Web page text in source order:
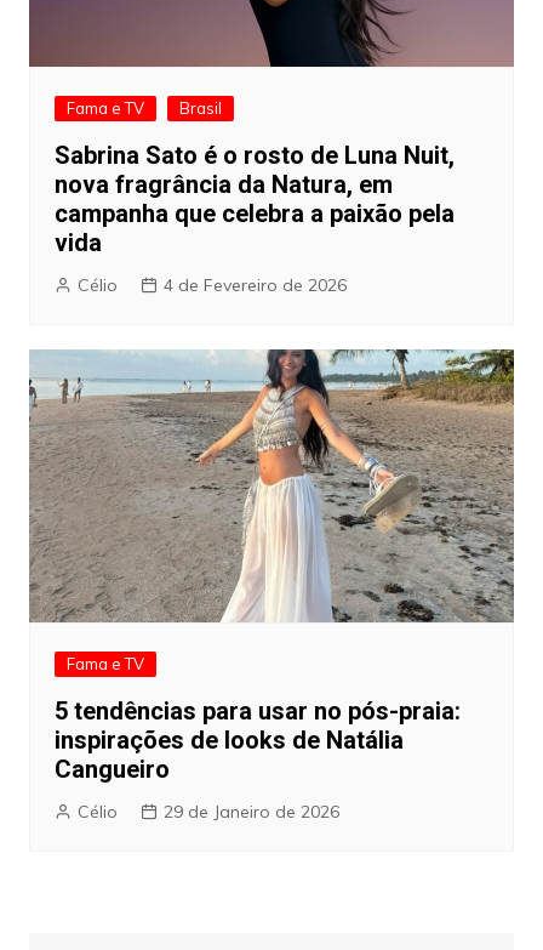
Fama e TV Brasil
Sabrina Sato é o rosto de Luna Nuit,
nova fragrância da Natura, em
campanha que celebra a paixão pela
vida
Célio 4 de Fevereiro de 2026
Fama e TV
5 tendências para usar no pós-praia:
inspirações de looks de Natália
Cangueiro
Célio 29 de Janeiro de 2026